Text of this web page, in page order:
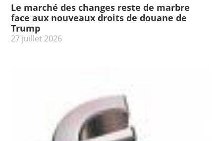
Le marché des changes reste de marbre
face aux nouveaux droits de douane de
Trump
27 juillet 2026